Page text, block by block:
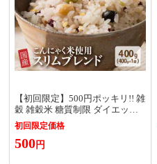
【初回限定】500円ポッキリ!! 雑
穀 雑穀米 糖質制限 ダイエット
重視スリムブレンド 400g 送料
無料 非常食(個包装・チャック付
き) 初めての方おすすめ 当店の
初回限定価格
500円